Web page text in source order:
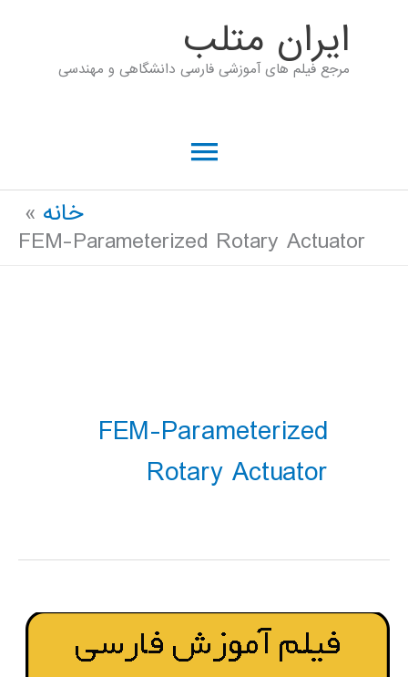
ايران متلب
مرجع فیلم های آموزشی فارسی دانشگاهی و مهندسی
فهرست
خانه
FEM-Parameterized Rotary Actuator
FEM-Parameterized
Rotary Actuator